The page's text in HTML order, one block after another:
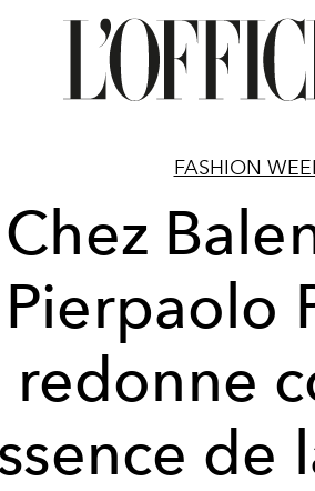
FASHION
Chez
Pierpaolo
redonne
de